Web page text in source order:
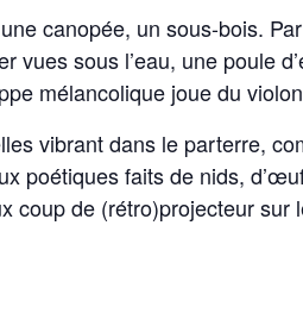
canopée, un sous-bois.
vues sous l’eau, une poule
mélancolique joue du
vibrant dans le parterre,
poétiques faits de nids,
coup de (rétro)projecteur